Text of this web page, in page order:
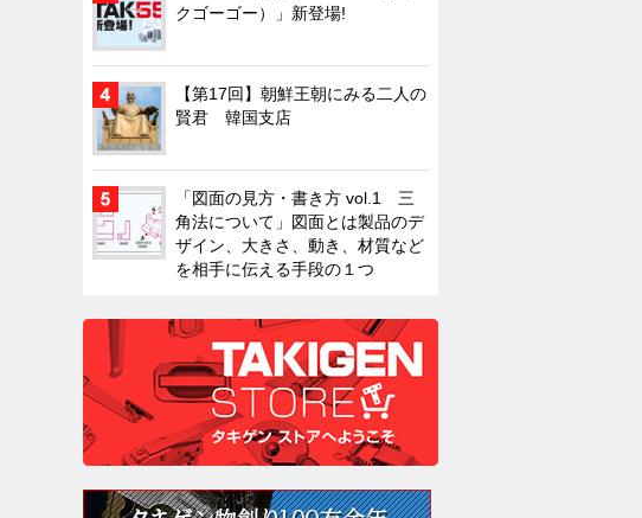
クゴーゴー）」新登場!
【第17回】朝鮮王朝にみる二人の
賢君 韓国支店
「図面の見方・書き方 vol.1 三
角法について」図面とは製品のデ
ザイン、大きさ、動き、材質など
を相手に伝える手段の１つ